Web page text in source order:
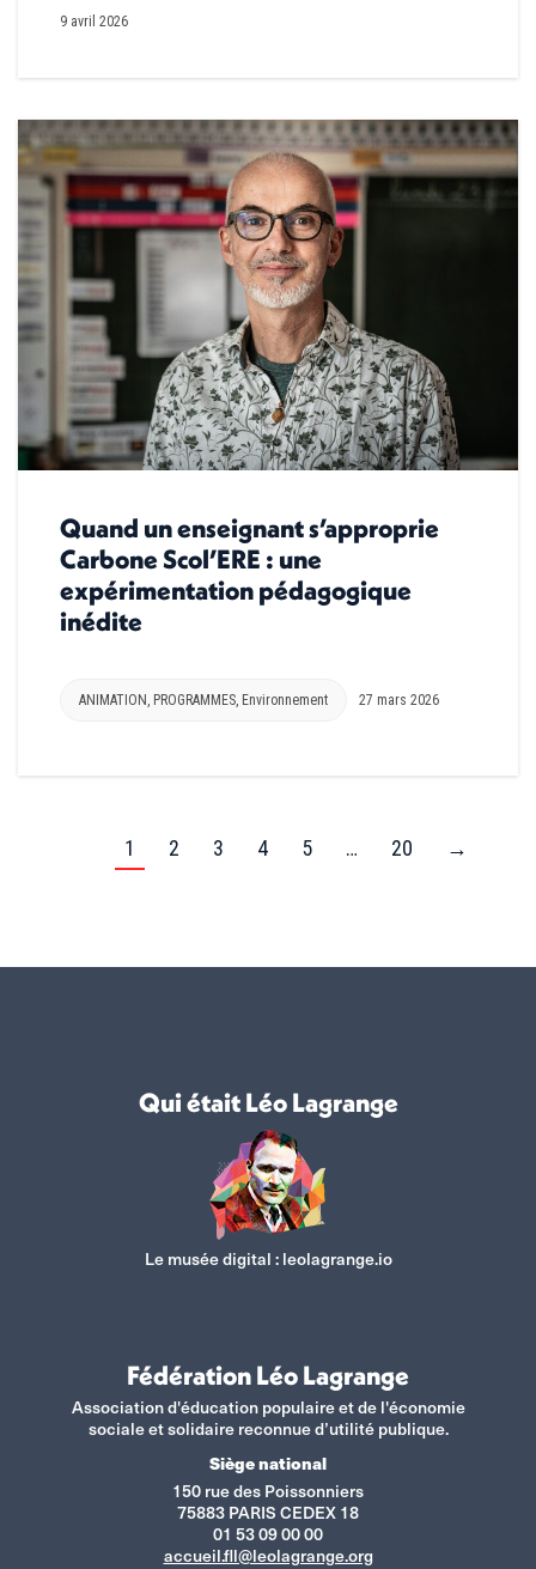
9 avril 2026
Quand un enseignant s’approprie
Carbone Scol’ERE : une
expérimentation pédagogique
inédite
ANIMATION PROGRAMMES Environnement 27 mars 2026
1 2 3 4 5 … 20 →
Qui était Léo Lagrange
Le musée digital :leolagrange.io
Fédération Léo Lagrange
Association d'éducation populaire et de l'économie
sociale et solidaire reconnue d’utilité publique.
Siège national
150 rue des Poissonniers
75883 PARIS CEDEX 18
01 53 09 00 00
accueil.fll@leolagrange.org